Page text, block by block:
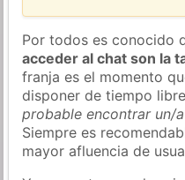
Por todos es conocido
acceder al chat son la
franja es el momento
disponer de tiempo
probable encontrar un/
Siempre es
mayor afluencia de